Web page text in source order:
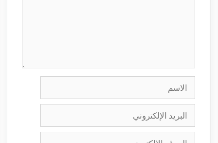
الاسم
البريد
الإلكتروني
الموقع